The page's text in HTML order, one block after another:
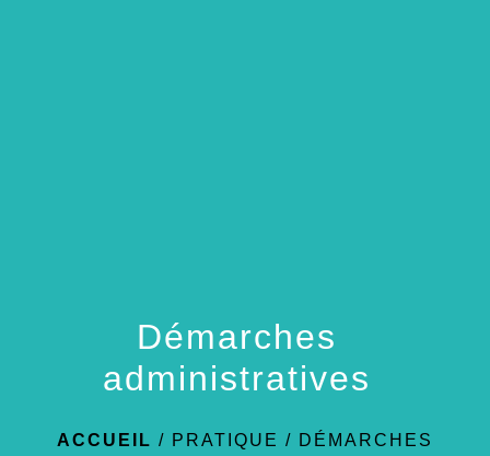
Démarches
administratives
ACCUEIL / PRATIQUE / DÉMARCHES